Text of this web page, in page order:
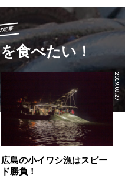
記事
食べたい！
2019.08.27
広島の小イワシ漁はスピー
ド勝負！